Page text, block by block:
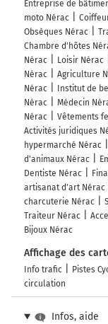
Entreprise de
moto Nérac
Obsèques Nérac
Chambre d'hôtes
Nérac
Loisir Nérac
Nérac
Agriculture
Nérac
Institut de
Nérac
Médecin
Nérac
Vêtements
Activités juridiques
hypermarché Nérac
d'animaux Nérac
Dentiste Nérac
artisanat d'art Nérac
charcuterie Nérac
Traiteur Nérac
Bijoux Nérac
Affichage des
Info trafic Pistes
circulation
Infos, aide